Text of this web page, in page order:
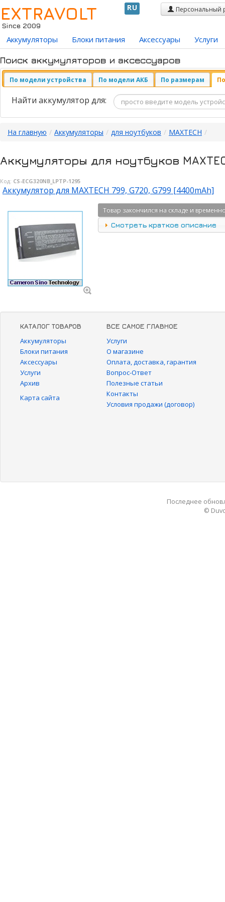
EXTRAVOLT
Since 2009
RU Персональный
Аккумуляторы Блоки питания Аксессуары Услуги
Поиск аккумуляторов и аксессуаров
По модели устройства По модели АКБ По размерам
Найти аккумулятор для:
На главную / Аккумуляторы / для ноутбуков / MAXTECH /
Аккумуляторы для ноутбуков
Код: CS-ECG320NB_LPTP-1295
Аккумулятор для MAXTECH 799, G720, G799 [4400mAh]
Товар закончился на складе и
Смотреть краткое описание
КАТАЛОГ ТОВАРОВ
Аккумуляторы
Блоки питания
Аксессуары
Услуги
Архив
Карта сайта
ВСЕ САМОЕ ГЛАВНОЕ
Услуги
О магазине
Оплата, доставка, гарантия
Вопрос-Ответ
Полезные статьи
Контакты
Условия продажи (договор)
Последнее
©